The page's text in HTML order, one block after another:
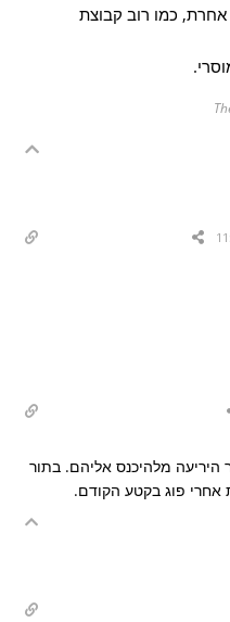
אחרת, כמו רוב קבוצת
מלהיכנס אליהם. בתור